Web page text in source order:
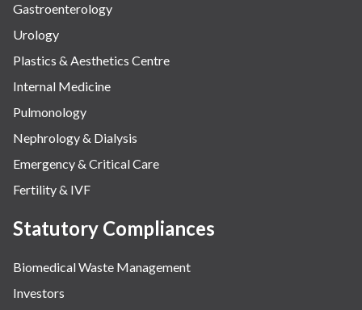
Gastroenterology
Urology
Plastics & Aesthetics Centre
Internal Medicine
Pulmonology
Nephrology & Dialysis
Emergency & Critical Care
Fertility & IVF
Statutory Compliances
Biomedical Waste Management
Investors